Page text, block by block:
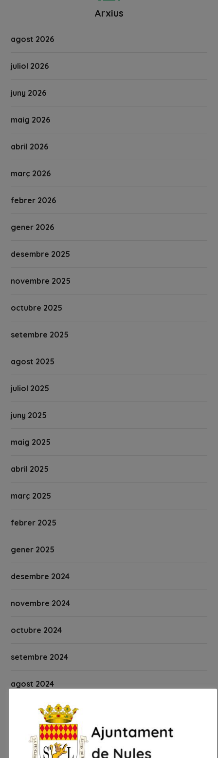
Arxius
agost 2026
juliol 2026
juny 2026
maig 2026
abril 2026
març 2026
febrer 2026
gener 2026
desembre 2025
novembre 2025
octubre 2025
setembre 2025
agost 2025
juliol 2025
juny 2025
maig 2025
abril 2025
març 2025
febrer 2025
gener 2025
desembre 2024
novembre 2024
octubre 2024
setembre 2024
agost 2024
juliol 2024
juny 2024